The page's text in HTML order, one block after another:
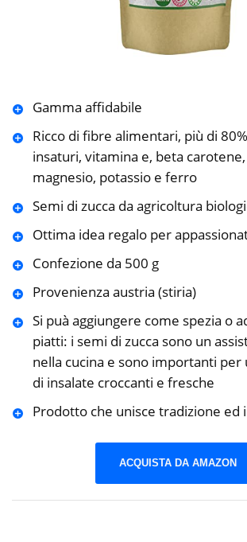
Gamma affidabile
Ricco di fibre alimentari, più di
insaturi, vitamina e, beta
magnesio, potassio e ferro
Semi di zucca da agricoltura
Ottima idea regalo per
Confezione da 500 g
Provenienza austria (stiria)
Si puà aggiungere come spezia o
piatti: i semi di zucca sono un
nella cucina e sono importanti per
di insalate croccanti e fresche
Prodotto che unisce tradizione ed
ACQUISTA DA AMAZON